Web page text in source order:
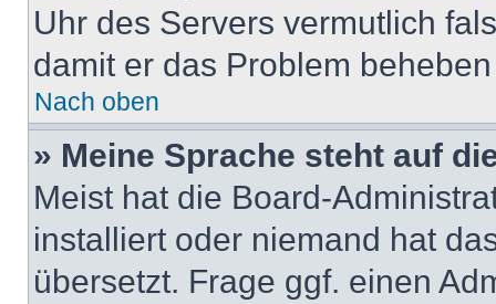
Uhr des Servers vermutlich
damit er das Problem
Nach oben
» Meine Sprache steht auf
Meist hat die Board-
installiert oder niemand hat
übersetzt. Frage ggf. einen